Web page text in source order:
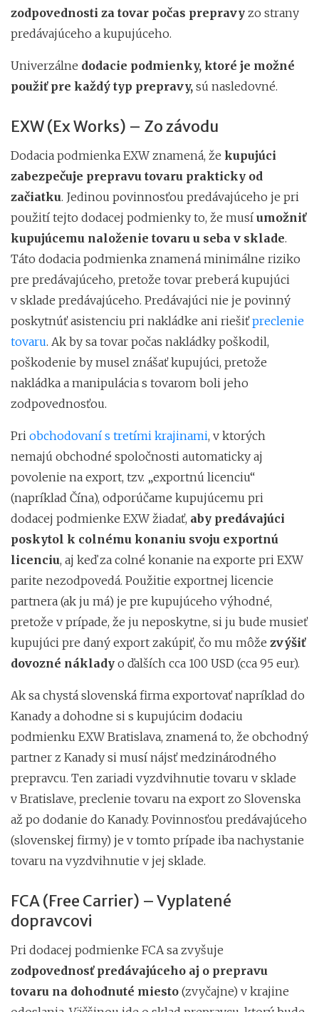
zodpovednosti za tovar počas prepravy zo strany
predávajúceho a kupujúceho.
Univerzálne dodacie podmienky, ktoré je možné
použiť pre každý typ prepravy, sú nasledovné.
EXW (Ex Works) – Zo závodu
Dodacia podmienka EXW znamená, že kupujúci
zabezpečuje prepravu tovaru prakticky od
začiatku. Jedinou povinnosťou predávajúceho je pri
použití tejto dodacej podmienky to, že musí umožniť
kupujúcemu naloženie tovaru u seba v sklade.
Táto dodacia podmienka znamená minimálne riziko
pre predávajúceho, pretože tovar preberá kupujúci
v sklade predávajúceho. Predávajúci nie je povinný
poskytnúť asistenciu pri nakládke ani riešiťpreclenie
tovaru. Ak by sa tovar počas nakládky poškodil,
poškodenie by musel znášať kupujúci, pretože
nakládka a manipulácia s tovarom boli jeho
zodpovednosťou.
Pri obchodovaní s tretími krajinami, v ktorých
nemajú obchodné spoločnosti automaticky aj
povolenie na export, tzv. „exportnú licenciu“
(napríklad Čína), odporúčame kupujúcemu pri
dodacej podmienke EXW žiadať, aby predávajúci
poskytol k colnému konaniu svoju exportnú
licenciu, aj keď za colné konanie na exporte pri EXW
parite nezodpovedá. Použitie exportnej licencie
partnera (ak ju má) je pre kupujúceho výhodné,
pretože v prípade, že ju neposkytne, si ju bude musieť
kupujúci pre daný export zakúpiť, čo mu môže zvýšiť
dovozné náklady o ďalších cca 100 USD (cca 95 eur).
Ak sa chystá slovenská firma exportovať napríklad do
Kanady a dohodne si s kupujúcim dodaciu
podmienku EXW Bratislava, znamená to, že obchodný
partner z Kanady si musí nájsť medzinárodného
prepravcu. Ten zariadi vyzdvihnutie tovaru v sklade
v Bratislave, preclenie tovaru na export zo Slovenska
až po dodanie do Kanady. Povinnosťou predávajúceho
(slovenskej firmy) je v tomto prípade iba nachystanie
tovaru na vyzdvihnutie v jej sklade.
FCA (Free Carrier) – Vyplatené
dopravcovi
Pri dodacej podmienke FCA sa zvyšuje
zodpovednosť predávajúceho aj o prepravu
tovaru na dohodnuté miesto (zvyčajne) v krajine